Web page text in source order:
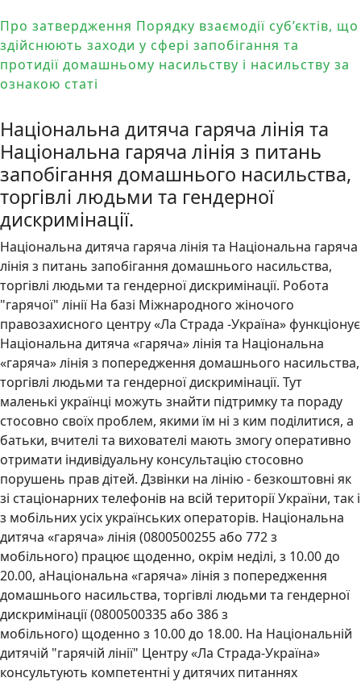
Про затвердження Порядку взаємодії суб’єктів, що
здійснюють заходи у сфері запобігання та
протидії домашньому насильству і насильству за
ознакою статі
Національна дитяча гаряча лінія та
Національна гаряча лінія з питань
запобігання домашнього насильства,
торгівлі людьми та гендерної
дискримінації.
Національна дитяча гаряча лінія та Національна гаряча
лінія з питань запобігання домашнього насильства,
торгівлі людьми та гендерної дискримінації. Робота
"гарячої" лінії На базі Міжнародного жіночого
правозахисного центру «Ла Страда -Україна» функціонує
Національна дитяча «гаряча» лінія та Національна
«гаряча» лінія з попередження домашнього насильства,
торгівлі людьми та гендерної дискримінації. Тут
маленькі українці можуть знайти підтримку та пораду
стосовно своїх проблем, якими їм ні з ким поділитися, а
батьки, вчителі та вихователі мають змогу оперативно
отримати індивідуальну консультацію стосовно
порушень прав дітей. Дзвінки на лінію - безкоштовні як
зі стаціонарних телефонів на всій території України, так і
з мобільних усіх українських операторів. Національна
дитяча «гаряча» лінія (0800500255 або 772 з
мобільного) працює щоденно, окрім неділі, з 10.00 до
20.00, аНаціональна «гаряча» лінія з попередження
домашнього насильства, торгівлі людьми та гендерної
дискримінації (0800500335 або 386 з
мобільного) щоденно з 10.00 до 18.00. На Національній
дитячій "гарячій лінії" Центру «Ла Страда-Україна»
консультують компетентні у дитячих питаннях